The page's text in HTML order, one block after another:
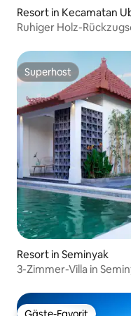
Resort in Kecamatan
Ruhiger Holz-
Superhost
Superhost
Resort in Seminyak
3-Zimmer-Villa in